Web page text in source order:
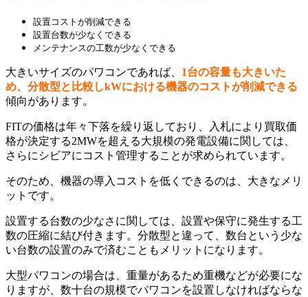
設置コストが削減できる
設置台数が少なくできる
メンテナンスの工数が少なくできる
大きいサイズのパワコンであれば、 1台の容量も大きいた
め、分散型と比較しkWにおける機器のコストが削減できる
傾向があります。
FITの価格は年々下落を繰り返しており、入札により買取価
格が決定する2MWを超える大規模の発電設備に関しては、
さらにシビアにコスト管理することが求められています。
そのため、機器の導入コストを低くできるのは、大きなメリ
ットです。
設置する台数の少なさに関しては、設置や保守に発生する工
数の圧縮に結び付きます。 分散型と違って、数台という少な
い台数の設置のみで済むこともメリットになります。
大型パワコンの場合は、重量があるため重機などが必要にな
りますが、数十台の規模でパワコンを設置しなければならな